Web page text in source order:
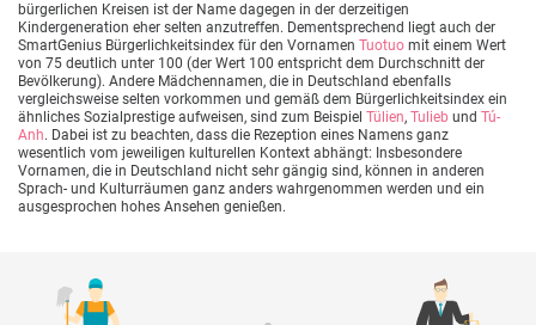
bürgerlichen Kreisen ist der Name dagegen in der derzeitigen
Kindergeneration eher selten anzutreffen. Dementsprechend liegt auch der
SmartGenius Bürgerlichkeitsindex für den Vornamen Tuotuo mit einem Wert
von 75 deutlich unter 100 (der Wert 100 entspricht dem Durchschnitt der
Bevölkerung). Andere Mädchennamen, die in Deutschland ebenfalls
vergleichsweise selten vorkommen und gemäß dem Bürgerlichkeitsindex ein
ähnliches Sozialprestige aufweisen, sind zum Beispiel Tülien, Tulieb und Tú-
Anh. Dabei ist zu beachten, dass die Rezeption eines Namens ganz
wesentlich vom jeweiligen kulturellen Kontext abhängt: Insbesondere
Vornamen, die in Deutschland nicht sehr gängig sind, können in anderen
Sprach- und Kulturräumen ganz anders wahrgenommen werden und ein
ausgesprochen hohes Ansehen genießen.